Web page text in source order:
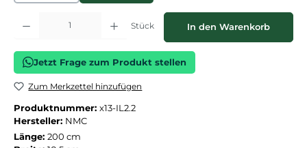
Produkt Anzahl: Gib den gewünschten Wert ein oder benutze die
Stück In den Warenkorb
Jetzt Frage zum Produkt stellen
Zum Merkzettel hinzufügen
Produktnummer: x13-IL2.2
Hersteller: NMC
Länge: 200 cm